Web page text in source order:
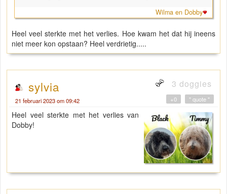
Wilma en Dobby
Heel veel sterkte met het verlies. Hoe kwam het dat hij ineens
niet meer kon opstaan? Heel verdrietig.....
sylvia 3 doggies
21 februari 2023 om 09:42 " quote "
+0
Heel veel sterkte met het verlies van
Dobby!